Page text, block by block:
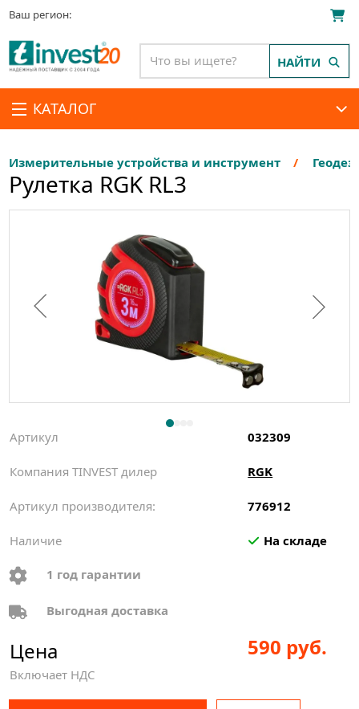
Ваш регион:
КАТАЛОГ
НАЙТИ
Измерительные устройства и инструмент
Рулетка RGK RL3
Артикул 032309
Компания TINVEST дилер RGK
Артикул производителя: 776912
Наличие На складе
1 год гарантии
Выгодная доставка
Цена
Включает НДС
590 руб.